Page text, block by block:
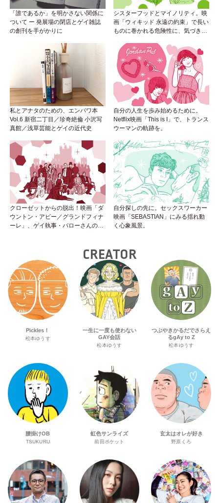
「誰であるか」を明かさない関係に
ついて ー 発展場の閉店とゲイ雑誌
の創刊を手がかりに
シスターフッドとマイノリティ。映
画「ウィキッド 永遠の約束」で長い
ものに巻かれる危険性に、気づき
私とアナタのための、エンパワ本
Vol.6 新宿二丁目／珍奇絶倫 小沢写
真館／浅草芸能とゲイの近代史
自分の人生を歩み始めるために。
Netflix映画「This is I」で、トランス
ウーマンの軌跡を。
クローゼットからの脱出！映画「ダ
ウントン・アビー／グランドフィナ
ーレ」、ゲイ執事・バローさんの成
自分探しの先に。セックスワーカー
映画「SEBASTIAN」にみる揺れ動
く心象風景。
CREATOR
Pickles！
松本ゆうす
一生に一度も使わない
GAY会話
松本ゆうす
つぶやきかるだでさらえ
るgAy to Z
松本ゆうす
腰掛けOB
TSUKURU
虹色サンライズ
前田ポケット
玄太はオレが好き
野原くろ